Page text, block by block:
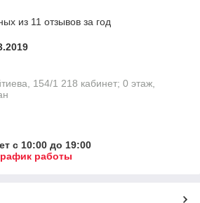
из 11 отзывов за год
154/1​ 218 кабинет; 0 этаж,
с 10:00 до 19:00
работы